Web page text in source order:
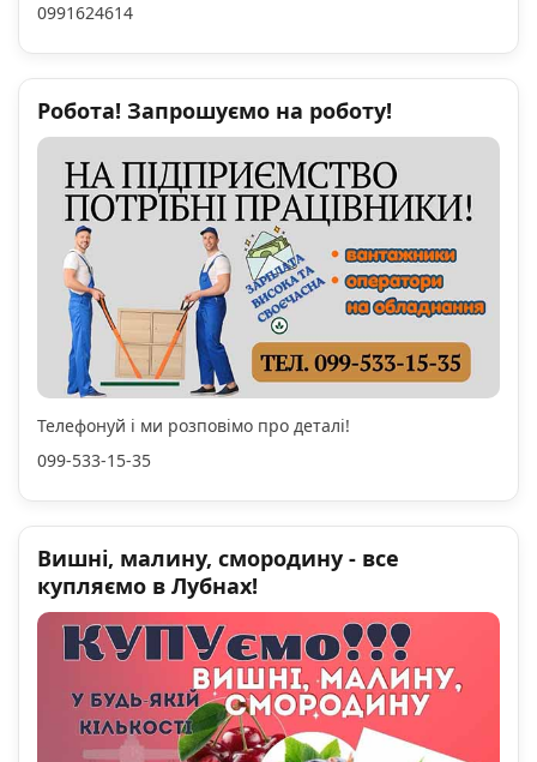
0991624614
Робота! Запрошуємо на роботу!
Телефонуй і ми розповімо про деталі!
099-533-15-35
Вишні, малину, смородину - все
купляємо в Лубнах!